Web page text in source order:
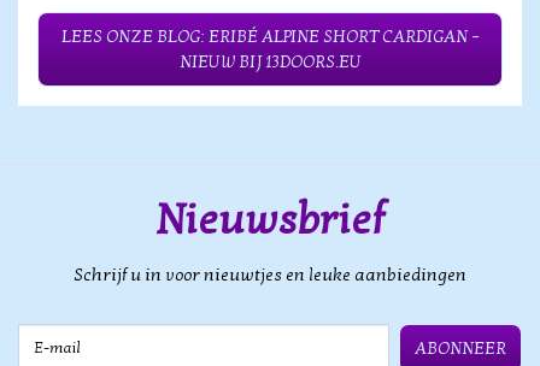
LEES ONZE BLOG: ERIBÉ ALPINE SHORT CARDIGAN –
NIEUW BIJ 13DOORS.EU
Nieuwsbrief
Schrijf u in voor nieuwtjes en leuke aanbiedingen
ABONNEER